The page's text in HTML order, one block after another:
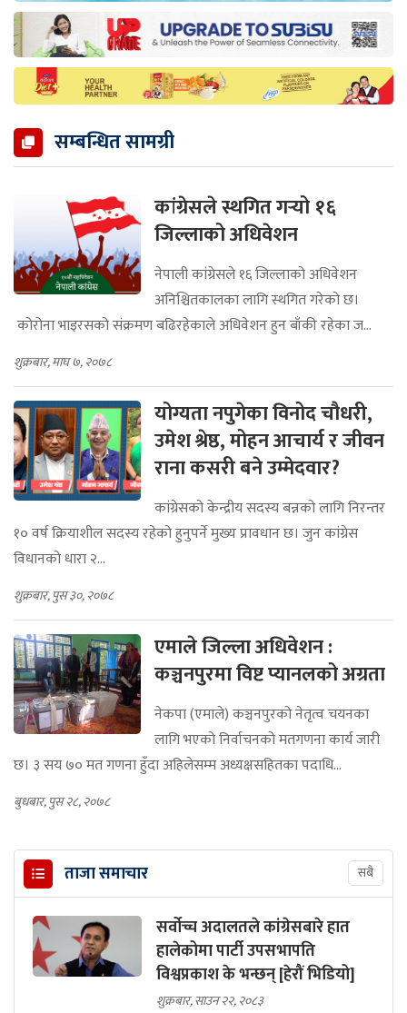
सम्बन्धित सामग्री
कांग्रेसले स्थगित गर्‍यो १६
जिल्लाको अधिवेशन
नेपाली कांग्रेसले १६ जिल्लाको अधिवेशन
अनिश्चितकालका लागि स्थगित गरेको छ।
कोरोना भाइरसको संक्रमण बढिरहेकाले अधिवेशन हुन बाँकी रहेका ज...
शुक्रबार, माघ ७, २०७८
योग्यता नपुगेका विनोद चौधरी,
उमेश श्रेष्ठ, मोहन आचार्य र जीवन
राना कसरी बने उम्मेदवार?
कांग्रेसको केन्द्रीय सदस्य बन्नको लागि निरन्तर
१० वर्ष क्रियाशील सदस्य रहेको हुनुपर्ने मुख्य प्रावधान छ। जुन कांग्रेस
विधानको धारा २...
शुक्रबार, पुस ३०, २०७८
एमाले जिल्ला अधिवेशन :
कञ्चनपुरमा विष्ट प्यानलको अग्रता
नेकपा (एमाले) कञ्चनपुरको नेतृत्व चयनका
लागि भएको निर्वाचनको मतगणना कार्य जारी
छ। ३ सय ७० मत गणना हुँदा अहिलेसम्म अध्यक्षसहितका पदाधि...
बुधबार, पुस २८, २०७८
ताजा समाचार सबै
सर्वोच्च अदालतले कांग्रेसबारे हात
हालेकोमा पार्टी उपसभापति
विश्वप्रकाश के भन्छन् [हेरौं भिडियो]
शुक्रबार, साउन २२, २०८३